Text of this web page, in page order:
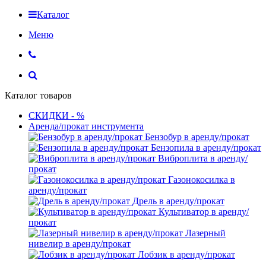
Каталог
Меню
Каталог товаров
СКИДКИ - %
Аренда/прокат инструмента
Бензобур в аренду/прокат
Бензопила в аренду/прокат
Виброплита в аренду/
прокат
Газонокосилка в
аренду/прокат
Дрель в аренду/прокат
Культиватор в аренду/
прокат
Лазерный
нивелир в аренду/прокат
Лобзик в аренду/прокат